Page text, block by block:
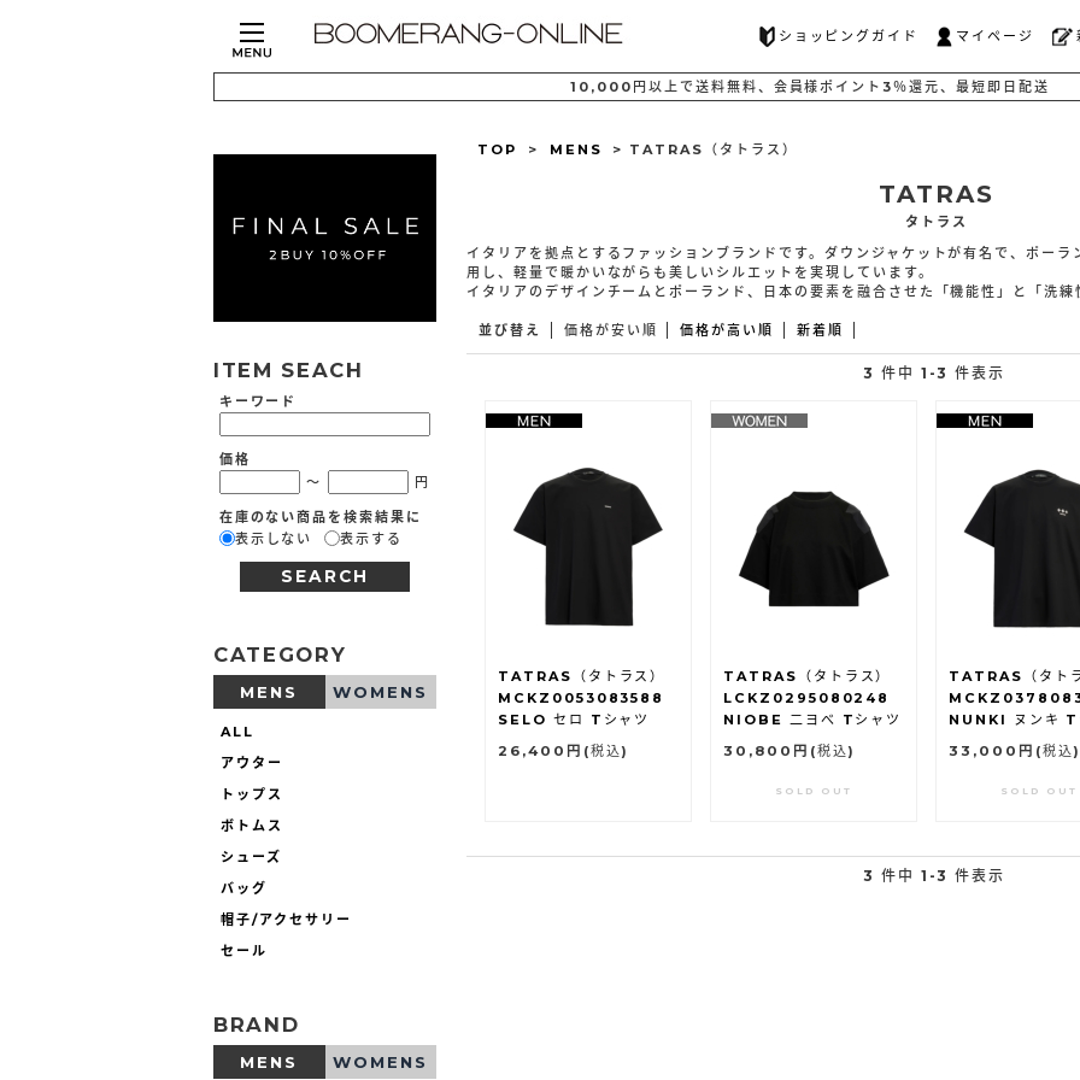
ショッピングガイド マイページ
10,000 円以上で 送料無料、 会員様ポイント 3％還元、 最短即日配送
ITEM SEACH
キーワード
価格
～
円
在庫のない商品を検索結果に
表示しない
表示する
SEARCH
CATEGORY
MENS WOMENS
ALL
アウター
トップス
ボトムス
シューズ
バッグ
帽子/アクセサリー
セール
BRAND
MENS WOMENS
TOP > MENS > TATRAS（タトラス）
TATRAS
タトラス
イタリアを拠点とするファッションブランドです。ダウンジャケットが有名で、ポー
用し、軽量で暖かいながらも美しいシルエットを実現しています。
イタリアのデザインチームとポーランド、日本の要素を融合させた「機能性」と「洗練
並び替え 価格が安い順 価格が高い順 新着順
3 件中 1-3 件表示
TATRAS（タトラス）
MCKZ0053083588
SELO セロ Tシャツ
26,400円 (税込)
TATRAS（タトラス）
LCKZ0295080248
NIOBE 二ヨべ Tシャツ
30,800円 (税込)
SOLD OUT
TATRAS（タトラ
NUNKI ヌンキ T
33,000円 (税込)
SOLD OUT
3 件中 1-3 件表示